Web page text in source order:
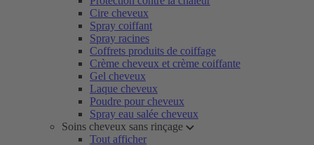
Cire cheveux
Spray coiffant
Spray racines
Coffrets produits de coiffage
Crème cheveux et crème coiffante
Gel cheveux
Laque cheveux
Poudre pour cheveux
Spray eau salée cheveux
Soins cheveux sans rinçage
Tout afficher